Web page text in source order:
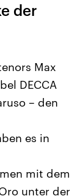
Beiträge,
und
die Vereinigten
Ländern
der
Max
DECCA
– den
es in
mit dem
unter der